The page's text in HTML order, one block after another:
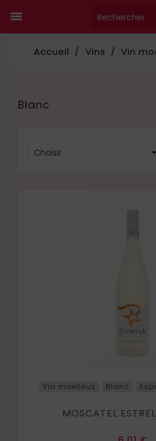

Accueil Vins Vin
Blanc
Choisir
Vin moelleux Blanc
MOSCATEL